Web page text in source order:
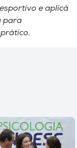
e aplic​á​
para